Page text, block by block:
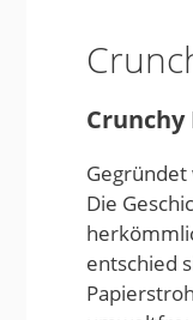
Crunchy
Gegründet
Die
entschied